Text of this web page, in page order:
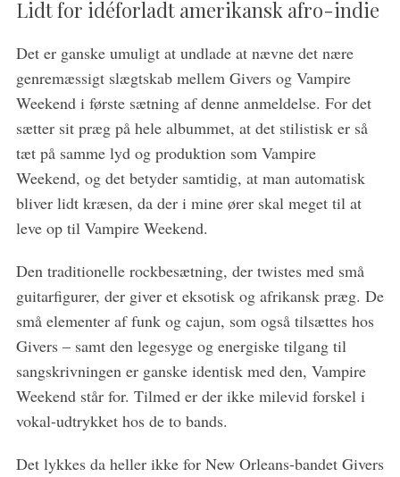
Lidt for idéforladt amerikansk afro-indie
Det er ganske umuligt at undlade at nævne det nære
genremæssigt slægtskab mellem Givers og Vampire
Weekend i første sætning af denne anmeldelse. For det
sætter sit præg på hele albummet, at det stilistisk er så
tæt på samme lyd og produktion som Vampire
Weekend, og det betyder samtidig, at man automatisk
bliver lidt kræsen, da der i mine ører skal meget til at
leve op til Vampire Weekend.
Den traditionelle rockbesætning, der twistes med små
guitarfigurer, der giver et eksotisk og afrikansk præg. De
små elementer af funk og cajun, som også tilsættes hos
Givers – samt den legesyge og energiske tilgang til
sangskrivningen er ganske identisk med den, Vampire
Weekend står for. Tilmed er der ikke milevid forskel i
vokal-udtrykket hos de to bands.
Det lykkes da heller ikke for New Orleans-bandet Givers
S
e
a
c
h
f
o
: